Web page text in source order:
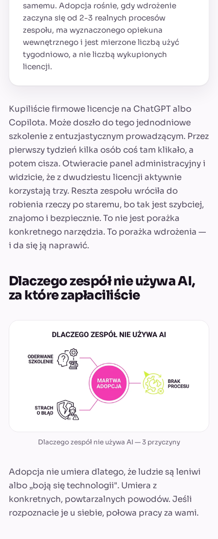
samemu. Adopcja rośnie, gdy wdrożenie
zaczyna się od 2-3 realnych procesów
zespołu, ma wyznaczonego opiekuna
wewnętrznego i jest mierzone liczbą użyć
tygodniowo, a nie liczbą wykupionych
licencji.
Kupiliście firmowe licencje na ChatGPT albo
Copilota. Może doszło do tego jednodniowe
szkolenie z entuzjastycznym prowadzącym. Przez
pierwszy tydzień kilka osób coś tam klikało, a
potem cisza. Otwieracie panel administracyjny i
widzicie, że z dwudziestu licencji aktywnie
korzystają trzy. Reszta zespołu wróciła do
robienia rzeczy po staremu, bo tak jest szybciej,
znajomo i bezpiecznie. To nie jest porażka
konkretnego narzędzia. To porażka wdrożenia —
i da się ją naprawić.
Dlaczego zespół nie używa AI,
za które zapłaciliście
Dlaczego zespół nie używa AI — 3 przyczyny
Adopcja nie umiera dlatego, że ludzie są leniwi
albo „boją się technologii". Umiera z
konkretnych, powtarzalnych powodów. Jeśli
rozpoznacie je u siebie, połowa pracy za wami.